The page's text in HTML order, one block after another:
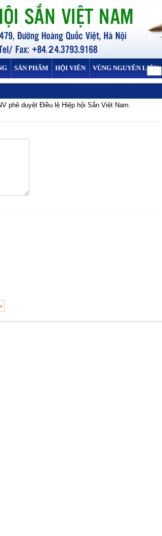
SẢN PHẨM HỘI VIÊN VÙNG NGUYÊN LIỆU
phê duyệt Điều lệ Hiệp hội Sắn Việt Nam.